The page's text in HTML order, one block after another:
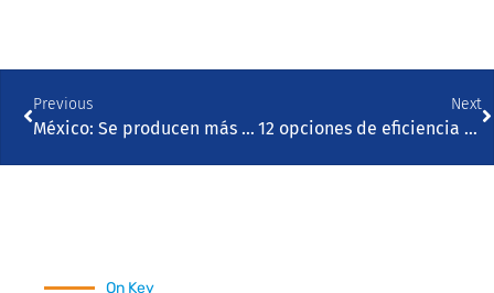
Previous
México: Se producen más de 743 millones de litros de leche de vaca en Durango
Next
12 opciones de eficiencia energética para ahorrar dinero en la sala de ordeño
On Key